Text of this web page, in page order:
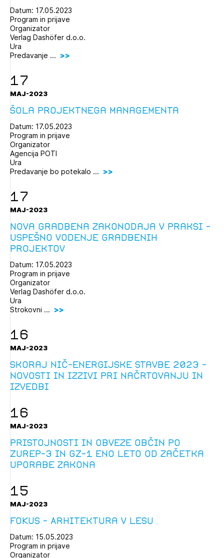
Datum: 17.05.2023
Program in prijave
Organizator
Verlag Dashöfer d.o.o.
Ura
Predavanje ...
17
MAJ-2023
Šola projektnega managementa
Datum: 17.05.2023
Program in prijave
Organizator
Agencija POTI
Ura
Predavanje bo potekalo ...
17
MAJ-2023
Nova gradbena zakonodaja v praksi -
Uspešno vodenje gradbenih
projektov
Datum: 17.05.2023
Program in prijave
Organizator
Verlag Dashöfer d.o.o.
Ura
Strokovni ...
16
MAJ-2023
Skoraj nič-energijske stavbe 2023 –
novosti in izzivi pri načrtovanju in
izvedbi
16
MAJ-2023
Pristojnosti in obveze občin po
ZUreP-3 in GZ-1 eno leto od začetka
uporabe zakona
15
MAJ-2023
FOKUS - Arhitektura v lesu
Datum: 15.05.2023
Program in prijave
Organizator